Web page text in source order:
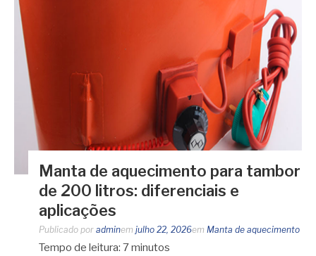
Manta de aquecimento para tambor
de 200 litros: diferenciais e
aplicações
Publicado por adminem julho 22, 2026em Manta de aquecimento
Tempo de leitura: 7minutos